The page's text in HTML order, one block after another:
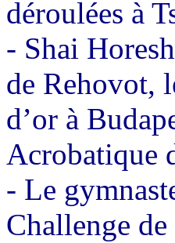
déroulées à
- Shai
de Rehovot,
d’or à
Acrobatique
- Le
Challenge